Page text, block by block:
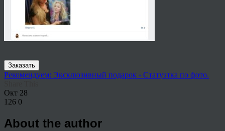
Заказать
Рекомендуем: Эксклюзивный подарок - Статуэтка по фото.
Окт 28
126 0
About the author